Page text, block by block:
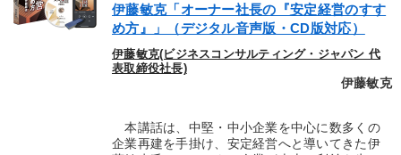
伊藤敏克「オーナー社長の『安定経営のすす
め方』」（デジタル音声版・CD版対応）
伊藤敏克(ビジネスコンサルティング・ジャパン 代
表取締役社長)
伊藤敏克
本講話は、中堅・中小企業を中心に数多くの
企業再建を手掛け、安定経営へと導いてきた伊